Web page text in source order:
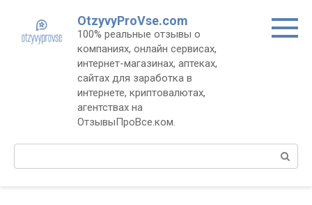
контенту
OtzyvyProVse.com
100% реальные отзывы о
компаниях, онлайн сервисах,
интернет-магазинах, аптеках,
сайтах для заработка в
интернете, криптовалютах,
агентствах на
ОтзывыПроВсе.ком.